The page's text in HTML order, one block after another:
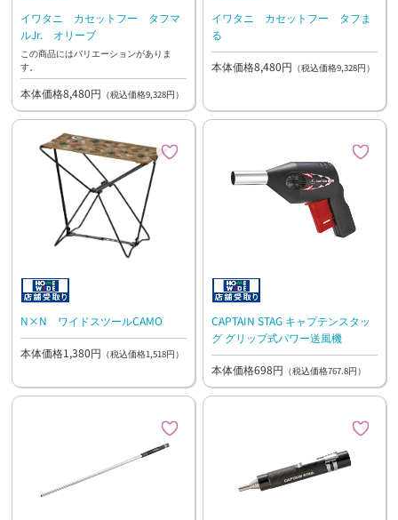
イワタニ カセットフー タフマ
ルJr. オリーブ
この商品にはバリエーションがありま
す。
本体価格8,480円 （税込価格9,328円）
イワタニ カセットフー タフま
る
本体価格8,480円 （税込価格9,328円）
N×N ワイドスツールCAMO
本体価格1,380円 （税込価格1,518円）
CAPTAIN STAG キャプテンスタッ
グ グリップ式パワー送風機
本体価格698円 （税込価格767.8円）